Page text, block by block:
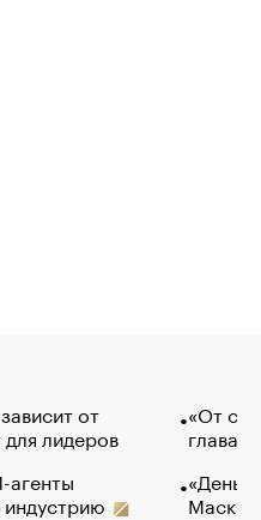
от
лидеров
агенты
«От
глава
Маск в